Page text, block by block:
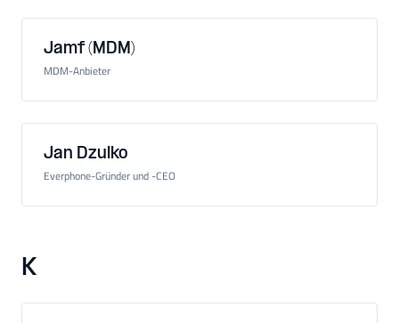
Jamf (MDM)
MDM-Anbieter
Jan Dzulko
Everphone-Gründer und -CEO
K